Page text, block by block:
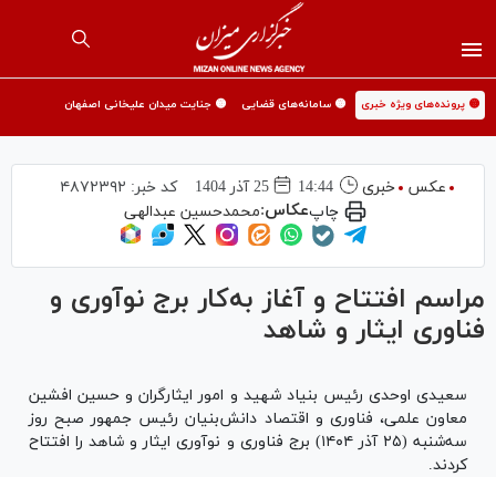
🟡 پرونده‌های ویژه خبری 🟡 سامانه‌های قضایی 🟡 جنایت میدان علیخانی اصفهان
عکس خبری 14:44 25 آذر 1404 کد خبر: ۴۸۷۲۳۹۲
چاپعکاس:محمدحسین عبدالهی
مراسم افتتاح و آغاز به‌کار برج نوآوری و
فناوری ایثار و شاهد
سعیدی اوحدی رئیس بنیاد شهید و امور ایثارگران و حسین افشین
معاون علمی، فناوری و اقتصاد دانش‌بنیان رئیس جمهور صبح روز
سه‌شنبه (۲۵ آذر ۱۴۰۴) برج فناوری و نوآوری ایثار و شاهد را افتتاح
کردند.